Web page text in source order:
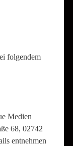
folgendem
Medien
68, 02742
entnehmen